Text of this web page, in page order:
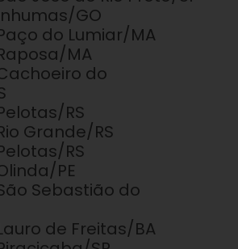
GO
do Lumiar/MA
MA
do
RS
Grande/RS
RS
PE
Sebastião do
de Freitas/BA